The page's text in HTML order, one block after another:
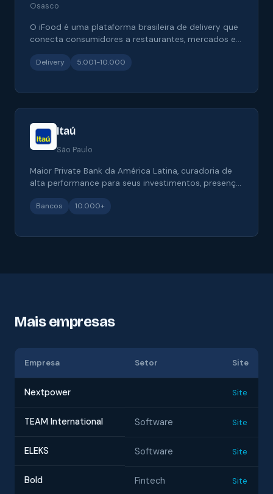
Osasco
O iFood é uma plataforma brasileira de delivery que
conecta consumidores a restaurantes, mercados e
logística por tecnologia.
Delivery 5.001-10.000
Itaú
São Paulo
Maior Private Bank da América Latina, curadoria de
alta performance para seus investimentos, presença
Bancos 10.000+
Mais empresas
Empresa Setor Site
Nextpower Site
TEAM International Software Site
ELEKS Software Site
Bold Fintech Site